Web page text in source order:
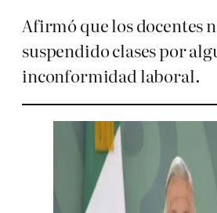
Afirmó que los docentes
suspendido clases por
inconformidad laboral.